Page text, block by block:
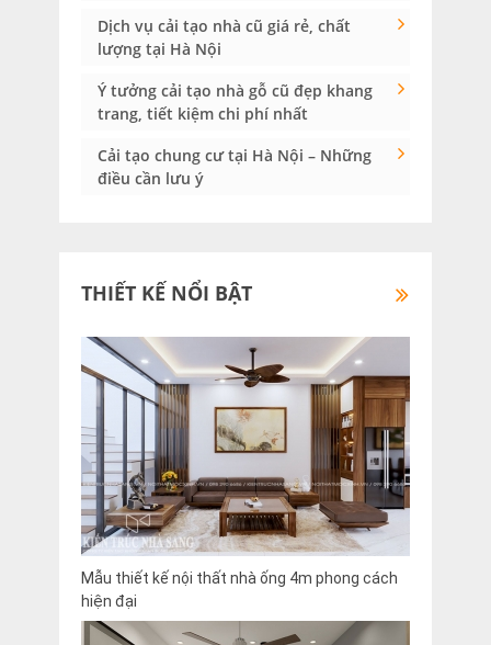
Dịch vụ cải tạo nhà cũ giá rẻ, chất
lượng tại Hà Nội
Ý tưởng cải tạo nhà gỗ cũ đẹp khang
trang, tiết kiệm chi phí nhất
Cải tạo chung cư tại Hà Nội – Những
điều cần lưu ý
THIẾT KẾ NỔI BẬT
Mẫu thiết kế nội thất nhà ống 4m phong cách
hiện đại